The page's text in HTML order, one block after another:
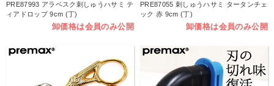
PRE87993 アラベスク刺しゅうハサミ テ
ィアドロップ 9cm (丁)
卸価格は会員のみ公開
PRE87055 刺しゅうハサミ タータンチェ
ック 赤 9cm (丁)
卸価格は会員のみ公開